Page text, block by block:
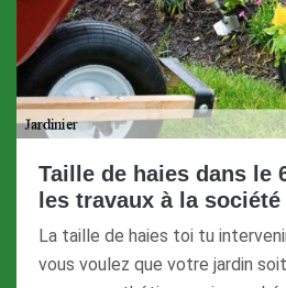
Taille de haies dans le
les travaux à la
La taille de haies toi tu
vous voulez que votre jardin